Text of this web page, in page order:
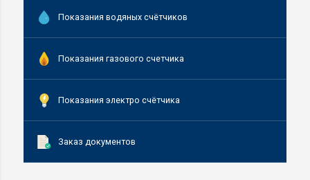
Показания водяных счётчиков
Показания газового счетчика
Показания электро счётчика
Заказ документов